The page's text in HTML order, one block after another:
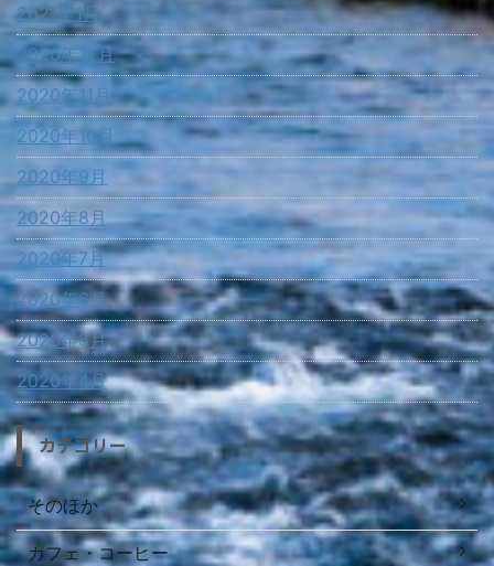
2021年1月
2020年12月
2020年11月
2020年10月
2020年9月
2020年8月
2020年7月
2020年6月
2020年5月
2020年4月
カテゴリー
そのほか
カフェ・コーヒー